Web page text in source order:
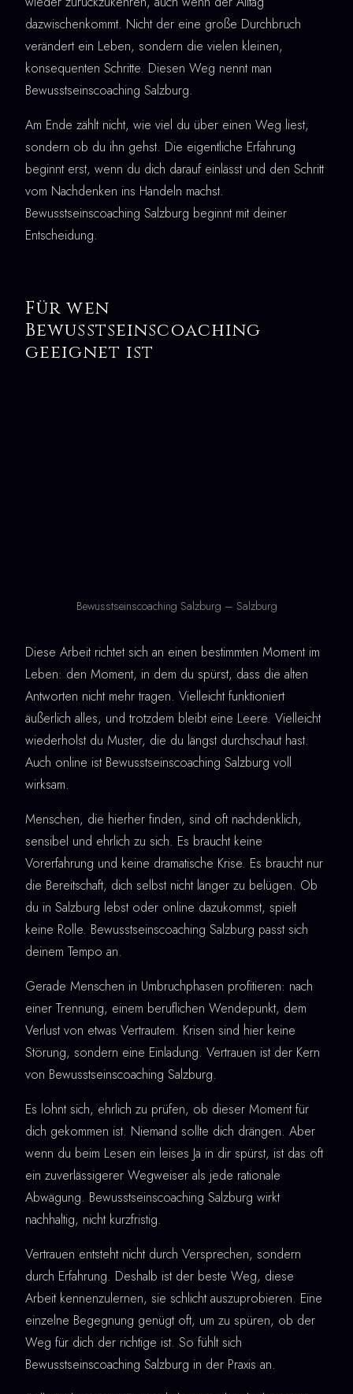
dazwischenkommt. Nicht der eine große Durchbruch
verändert ein Leben, sondern die vielen kleinen,
konsequenten Schritte. Diesen Weg nennt man
Bewusstseinscoaching Salzburg.
Am Ende zählt nicht, wie viel du über einen Weg liest,
sondern ob du ihn gehst. Die eigentliche Erfahrung
beginnt erst, wenn du dich darauf einlässt und den Schritt
vom Nachdenken ins Handeln machst.
Bewusstseinscoaching Salzburg beginnt mit deiner
Entscheidung.
Für wen
Bewusstseinscoaching
geeignet ist
Bewusstseinscoaching Salzburg – Salzburg
Diese Arbeit richtet sich an einen bestimmten Moment im
Leben: den Moment, in dem du spürst, dass die alten
Antworten nicht mehr tragen. Vielleicht funktioniert
äußerlich alles, und trotzdem bleibt eine Leere. Vielleicht
wiederholst du Muster, die du längst durchschaut hast.
Auch online ist Bewusstseinscoaching Salzburg voll
wirksam.
Menschen, die hierher finden, sind oft nachdenklich,
sensibel und ehrlich zu sich. Es braucht keine
Vorerfahrung und keine dramatische Krise. Es braucht nur
die Bereitschaft, dich selbst nicht länger zu belügen. Ob
du in Salzburg lebst oder online dazukommst, spielt
keine Rolle. Bewusstseinscoaching Salzburg passt sich
deinem Tempo an.
Gerade Menschen in Umbruchphasen profitieren: nach
einer Trennung, einem beruflichen Wendepunkt, dem
Verlust von etwas Vertrautem. Krisen sind hier keine
Störung, sondern eine Einladung. Vertrauen ist der Kern
von Bewusstseinscoaching Salzburg.
Es lohnt sich, ehrlich zu prüfen, ob dieser Moment für
dich gekommen ist. Niemand sollte dich drängen. Aber
wenn du beim Lesen ein leises Ja in dir spürst, ist das oft
ein zuverlässigerer Wegweiser als jede rationale
Abwägung. Bewusstseinscoaching Salzburg wirkt
nachhaltig, nicht kurzfristig.
Vertrauen entsteht nicht durch Versprechen, sondern
durch Erfahrung. Deshalb ist der beste Weg, diese
Arbeit kennenzulernen, sie schlicht auszuprobieren. Eine
einzelne Begegnung genügt oft, um zu spüren, ob der
Weg für dich der richtige ist. So fühlt sich
Bewusstseinscoaching Salzburg in der Praxis an.